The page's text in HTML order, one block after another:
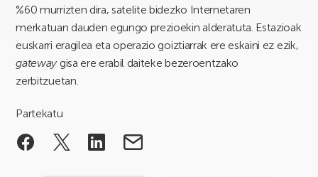
%60 murrizten dira, satelite bidezko Internetaren
merkatuan dauden egungo prezioekin alderatuta. Estazioak
euskarri eragilea eta operazio goiztiarrak ere eskaini ez ezik,
gatewaygisa ere erabil daiteke bezeroentzako
zerbitzuetan.
Partekatu